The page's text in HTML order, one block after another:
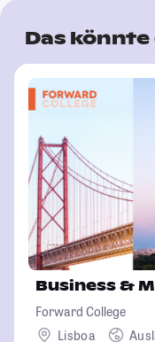
Das
Business &
Forward College
Lisboa